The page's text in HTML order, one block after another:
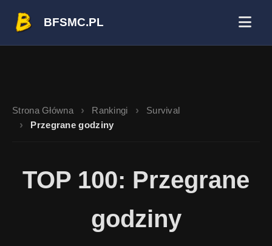
BFSMC.PL
Strona Główna Rankingi
Survival
Przegrane godziny
TOP 100: Przegrane
godziny